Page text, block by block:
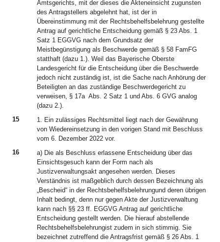
Amtsgerichts, mit der dieses die Akteneinsicht zugunsten
des Antragstellers abgelehnt hat, ist der in
Übereinstimmung mit der Rechtsbehelfsbelehrung gestellte
Antrag auf gerichtliche Entscheidung gemäß § 23 Abs. 1
Satz 1 EGGVG nach dem Grundsatz der
Meistbegünstigung als Beschwerde gemäß § 58 FamFG
statthaft (dazu 1.). Weil das Bayerische Oberste
Landesgericht für die Entscheidung über die Beschwerde
jedoch nicht zuständig ist, ist die Sache nach Anhörung der
Beteiligten an das zuständige Beschwerdegericht zu
verweisen, § 17a Abs. 2 Satz 1 und Abs. 6 GVG analog
(dazu 2.).
15
1. Ein zulässiges Rechtsmittel liegt nach der Gewährung
von Wiedereinsetzung in den vorigen Stand mit Beschluss
vom 6. Dezember 2022 vor.
16
a) Die als Beschluss erlassene Entscheidung über das
Einsichtsgesuch kann der Form nach als
Justizverwaltungsakt angesehen werden. Dieses
Verständnis ist maßgeblich durch dessen Bezeichnung als
„Bescheid“ in der Rechtsbehelfsbelehrungund deren übrigen
Inhalt bedingt, denn nur gegen Akte der Justizverwaltung
kann nach §§ 23 ff. EGGVG Antrag auf gerichtliche
Entscheidung gestellt werden. Die hierauf abstellende
Rechtsbehelfsbelehrungist zudem in sich stimmig. Sie
bezeichnet zutreffend die Antragsfrist gemäß § 26 Abs. 1